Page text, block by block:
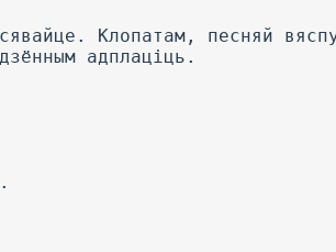
Клопатам, песняй
адплаціць.